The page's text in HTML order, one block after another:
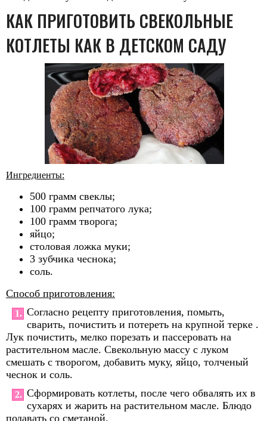
КАК ПРИГОТОВИТЬ СВЕКОЛЬНЫЕ
КОТЛЕТЫ КАК В ДЕТСКОМ САДУ
Ингредиенты:
500 грамм свеклы;
100 грамм репчатого лука;
100 грамм творога;
яйцо;
столовая ложка муки;
3 зубчика чеснока;
соль.
Способ приготовления:
1. Согласно рецепту приготовления, помыть,
сварить, почистить и потереть на крупной терке .
Лук почистить, мелко порезать и пассеровать на
растительном масле. Свекольную массу с луком
смешать с творогом, добавить муку, яйцо, толченый
чеснок и соль.
2. Сформировать котлеты, после чего обвалять их в
сухарях и жарить на растительном масле. Блюдо
подавать со сметаной.